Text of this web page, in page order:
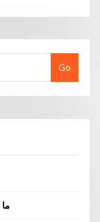
Go